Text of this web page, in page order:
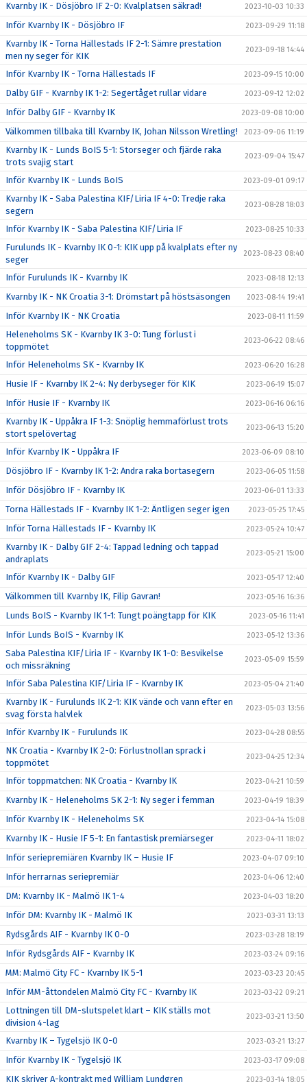
Kvarnby IK - Dösjöbro IF 2-0: Kvalplatsen säkrad! 2023-10-03 10:33
Inför Kvarnby IK - Dösjöbro IF 2023-09-29 11:18
Kvarnby IK - Torna Hällestads IF 2-1: Sämre prestation
men ny seger för KIK
2023-09-18 14:44
Inför Kvarnby IK - Torna Hällestads IF 2023-09-15 10:00
Dalby GIF - Kvarnby IK 1-2: Segertåget rullar vidare 2023-09-12 12:02
Inför Dalby GIF - Kvarnby IK 2023-09-08 10:00
Välkommen tillbaka till Kvarnby IK, Johan Nilsson Wretling! 2023-09-06 11:19
Kvarnby IK - Lunds BoIS 5-1: Storseger och fjärde raka
trots svajig start
2023-09-04 15:47
Inför Kvarnby IK - Lunds BoIS 2023-09-01 09:17
Kvarnby IK - Saba Palestina KIF/Liria IF 4-0: Tredje raka
segern
2023-08-28 18:03
Inför Kvarnby IK - Saba Palestina KIF/Liria IF 2023-08-25 10:33
Furulunds IK - Kvarnby IK 0-1: KIK upp på kvalplats efter ny
seger
2023-08-23 08:40
Inför Furulunds IK - Kvarnby IK 2023-08-18 12:13
Kvarnby IK - NK Croatia 3-1: Drömstart på höstsäsongen 2023-08-14 19:41
Inför Kvarnby IK - NK Croatia 2023-08-11 11:59
Heleneholms SK - Kvarnby IK 3-0: Tung förlust i
toppmötet
2023-06-22 08:46
Inför Heleneholms SK - Kvarnby IK 2023-06-20 16:28
Husie IF - Kvarnby IK 2-4: Ny derbyseger för KIK 2023-06-19 15:07
Inför Husie IF - Kvarnby IK 2023-06-16 06:16
Kvarnby IK - Uppåkra IF 1-3: Snöplig hemmaförlust trots
stort spelövertag
2023-06-13 15:20
Inför Kvarnby IK - Uppåkra IF 2023-06-09 08:10
Dösjöbro IF - Kvarnby IK 1-2: Andra raka bortasegern 2023-06-05 11:58
Inför Dösjöbro IF - Kvarnby IK 2023-06-01 13:33
Torna Hällestads IF - Kvarnby IK 1-2: Äntligen seger igen 2023-05-25 17:45
Inför Torna Hällestads IF - Kvarnby IK 2023-05-24 10:47
Kvarnby IK - Dalby GIF 2-4: Tappad ledning och tappad
andraplats
2023-05-21 15:00
Inför Kvarnby IK - Dalby GIF 2023-05-17 12:40
Välkommen till Kvarnby IK, Filip Gavran! 2023-05-16 16:36
Lunds BoIS - Kvarnby IK 1-1: Tungt poängtapp för KIK 2023-05-16 11:41
Inför Lunds BoIS - Kvarnby IK 2023-05-12 13:36
Saba Palestina KIF/Liria IF - Kvarnby IK 1-0: Besvikelse
och missräkning
2023-05-09 15:59
Inför Saba Palestina KIF/Liria IF - Kvarnby IK 2023-05-04 21:40
Kvarnby IK - Furulunds IK 2-1: KIK vände och vann efter en
svag första halvlek
2023-05-03 13:56
Inför Kvarnby IK - Furulunds IK 2023-04-28 08:55
NK Croatia - Kvarnby IK 2-0: Förlustnollan sprack i
toppmötet
2023-04-25 12:34
Inför toppmatchen: NK Croatia - Kvarnby IK 2023-04-21 10:59
Kvarnby IK - Heleneholms SK 2-1: Ny seger i femman 2023-04-19 18:39
Inför Kvarnby IK - Heleneholms SK 2023-04-14 15:08
Kvarnby IK - Husie IF 5-1: En fantastisk premiärseger 2023-04-11 18:02
Inför seriepremiären Kvarnby IK – Husie IF 2023-04-07 09:10
Inför herrarnas seriepremiär 2023-04-06 12:40
DM: Kvarnby IK - Malmö IK 1-4 2023-04-03 18:20
Inför DM: Kvarnby IK - Malmö IK 2023-03-31 13:13
Rydsgårds AIF - Kvarnby IK 0-0 2023-03-28 18:19
Inför Rydsgårds AIF - Kvarnby IK 2023-03-24 09:16
MM: Malmö City FC - Kvarnby IK 5-1 2023-03-23 20:45
Inför MM-åttondelen Malmö City FC - Kvarnby IK 2023-03-22 09:21
Lottningen till DM-slutspelet klart – KIK ställs mot
division 4-lag
2023-03-21 13:50
Kvarnby IK – Tygelsjö IK 0-0 2023-03-21 13:27
Inför Kvarnby IK - Tygelsjö IK 2023-03-17 09:08
KIK skriver A-kontrakt med William Lundgren 2023-03-14 18:05